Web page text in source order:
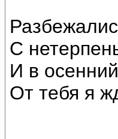
С
И в
От тебя я